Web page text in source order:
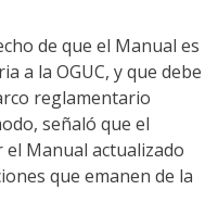
de que el Manual es
a la OGUC, y que debe
reglamentario
señaló que el
Manual actualizado
que emanen de la